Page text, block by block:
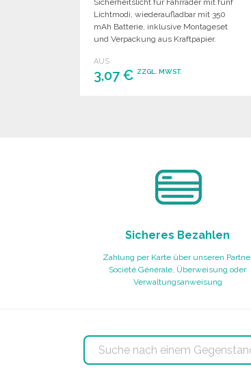
Lichtmodi, wiederaufladbar mit 350
mAh Batterie, inklusive Montageset
und Verpackung aus Kraftpapier.
AUS
3,07 € ZZGL. MWST.
Sicheres Bezahlen
Zahlung per Karte über unseren
Société Générale, Überweisung oder
Verwaltungsanweisung